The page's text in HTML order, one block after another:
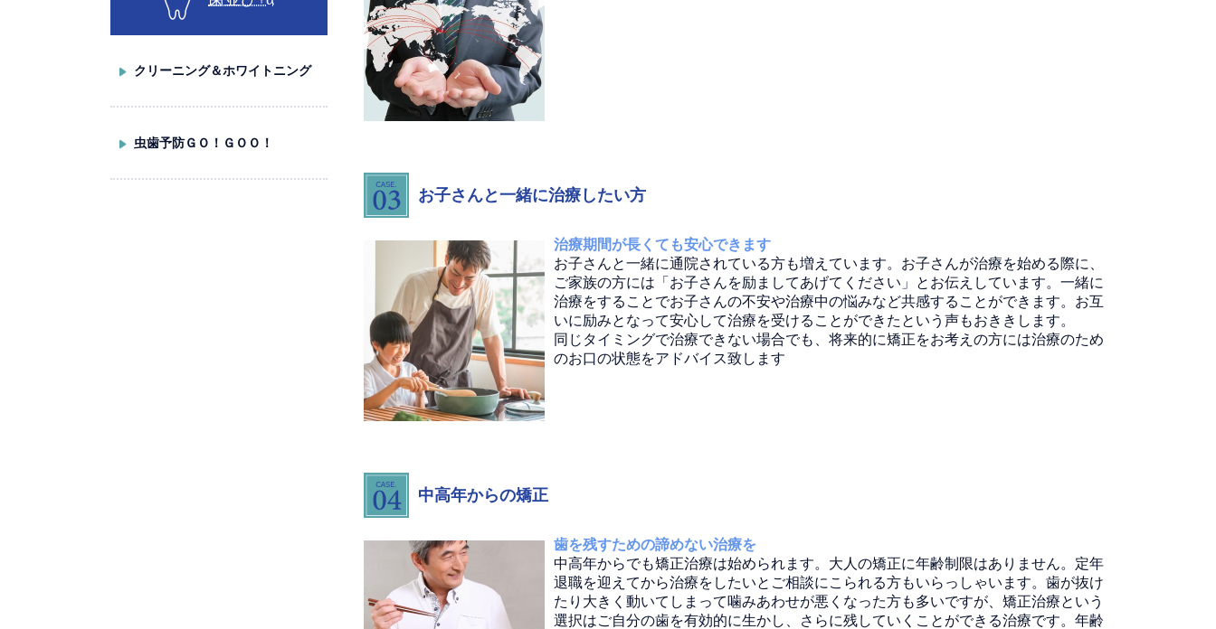
クリーニング＆ホワイトニング
虫歯予防ＧＯ！ＧＯＯ！
お子さんと一緒に治療したい方
治療期間が長くても安心できます
お子さんと一緒に通院されている方も増えています。お子さんが治療を始める際に、
ご家族の方には「お子さんを励ましてあげてください」とお伝えしています。一緒に
治療をすることでお子さんの不安や治療中の悩みなど共感することができます。お互
いに励みとなって安心して治療を受けることができたという声もおききします。
同じタイミングで治療できない場合でも、将来的に矯正をお考えの方には治療のため
のお口の状態をアドバイス致します
中高年からの矯正
歯を残すための諦めない治療を
中高年からでも矯正治療は始められます。大人の矯正に年齢制限はありません。定年
退職を迎えてから治療をしたいとご相談にこられる方もいらっしゃいます。歯が抜け
たり大きく動いてしまって噛みあわせが悪くなった方も多いですが、矯正治療という
選択はご自分の歯を有効的に生かし、さらに残していくことができる治療です。年齢